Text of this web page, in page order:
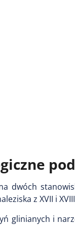
dwóch
z XVII i
glinianych i